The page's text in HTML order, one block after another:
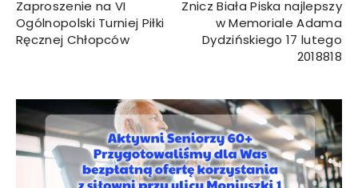
Zaproszenie na VI
Ogólnopolski Turniej Piłki
Ręcznej Chłopców
Znicz Biała Piska najlepszy
w Memoriale Adama
Dydzińskiego 17 lutego
2018818